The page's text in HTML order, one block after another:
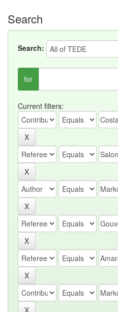
Search
Search:
for
Current filters: